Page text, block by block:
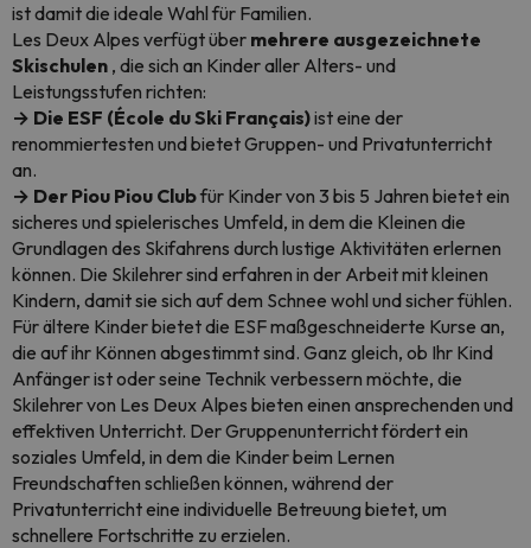
ist damit die ideale Wahl für Familien.
Les Deux Alpes verfügt über mehrere ausgezeichnete
Skischulen , die sich an Kinder aller Alters- und
Leistungsstufen richten:
→ Die ESF (École du Ski Français)ist eine der
renommiertesten und bietet Gruppen- und Privatunterricht
an.
→ Der Piou Piou Clubfür Kinder von 3 bis 5 Jahren bietet ein
sicheres und spielerisches Umfeld, in dem die Kleinen die
Grundlagen des Skifahrens durch lustige Aktivitäten erlernen
können. Die Skilehrer sind erfahren in der Arbeit mit kleinen
Kindern, damit sie sich auf dem Schnee wohl und sicher fühlen.
Für ältere Kinder bietet die ESF maßgeschneiderte Kurse an,
die auf ihr Können abgestimmt sind. Ganz gleich, ob Ihr Kind
Anfänger ist oder seine Technik verbessern möchte, die
Skilehrer von Les Deux Alpes bieten einen ansprechenden und
effektiven Unterricht. Der Gruppenunterricht fördert ein
soziales Umfeld, in dem die Kinder beim Lernen
Freundschaften schließen können, während der
Privatunterricht eine individuelle Betreuung bietet, um
schnellere Fortschritte zu erzielen.